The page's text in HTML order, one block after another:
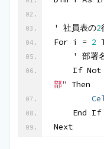
' 社員表の2
For i = 2
'
    If Not
部" Then
    End If
Next